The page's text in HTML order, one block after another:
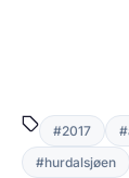
#2017
#hurdalsjøen